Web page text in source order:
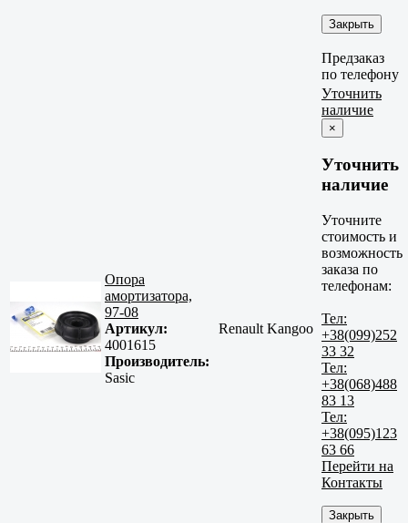
Закрыть
Предзаказ
по телефону
Опора
амортизатора,
97-08
Артикул:
4001615
Производитель:
Sasic
Renault Kangoo
Уточнить
наличие
×
Уточнить
наличие
Уточните
стоимость и
возможность
заказа по
телефонам:
Тел:
+38(099)252
33 32
Тел:
+38(068)488
83 13
Тел:
+38(095)123
63 66
Перейти на
Контакты
Закрыть